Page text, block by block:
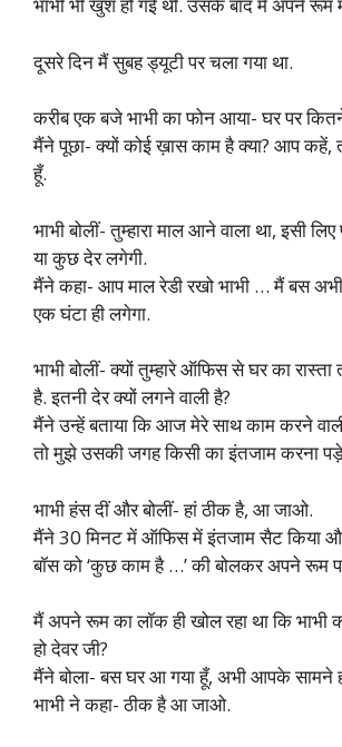
दूसरे दिन मैं सुबह ड्यूटी पर चला गया था.
करीब एक बजे भाभी का फोन आया- घर पर
मैंने पूछा- क्यों कोई ख़ास काम है क्या? आप कहें,
हूँ.
भाभी बोलीं- तुम्हारा माल आने वाला था, इसी
या कुछ देर लगेगी.
मैंने कहा- आप माल रेडी रखो भाभी … मैं बस
एक घंटा ही लगेगा.
भाभी बोलीं- क्यों तुम्हारे ऑफिस से घर का
है. इतनी देर क्यों लगने वाली है?
मैंने उन्हें बताया कि आज मेरे साथ काम करने
तो मुझे उसकी जगह किसी का इंतजाम करना
भाभी हंस दीं और बोलीं- हां ठीक है, आ जाओ.
मैंने 30 मिनट में ऑफिस में इंतजाम सैट किया
बॉस को ‘कुछ काम है …’ की बोलकर अपने रूम
मैं अपने रूम का लॉक ही खोल रहा था कि भाभी
हो देवर जी?
मैंने बोला- बस घर आ गया हूँ, अभी आपके सामने
भाभी ने कहा- ठीक है आ जाओ.